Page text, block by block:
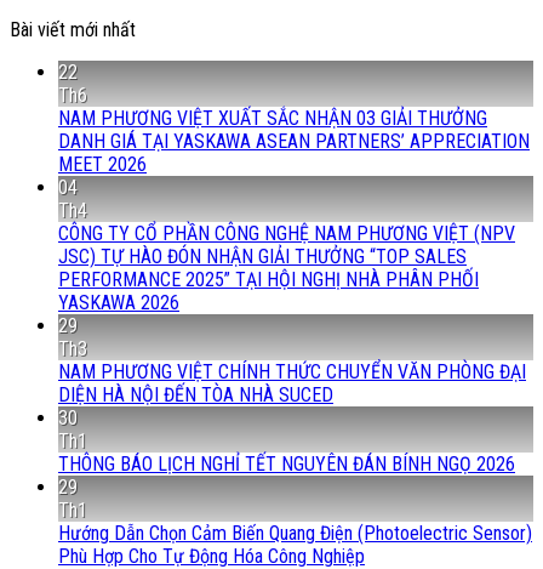
Bài viết mới nhất
22
Th6
NAM PHƯƠNG VIỆT XUẤT SẮC NHẬN 03 GIẢI THƯỞNG
DANH GIÁ TẠI YASKAWA ASEAN PARTNERS’ APPRECIATION
MEET 2026
04
Th4
CÔNG TY CỔ PHẦN CÔNG NGHỆ NAM PHƯƠNG VIỆT (NPV
JSC) TỰ HÀO ĐÓN NHẬN GIẢI THƯỞNG “TOP SALES
PERFORMANCE 2025” TẠI HỘI NGHỊ NHÀ PHÂN PHỐI
YASKAWA 2026
29
Th3
NAM PHƯƠNG VIỆT CHÍNH THỨC CHUYỂN VĂN PHÒNG ĐẠI
DIỆN HÀ NỘI ĐẾN TÒA NHÀ SUCED
30
Th1
THÔNG BÁO LỊCH NGHỈ TẾT NGUYÊN ĐÁN BÍNH NGỌ 2026
29
Th1
Hướng Dẫn Chọn Cảm Biến Quang Điện (Photoelectric Sensor)
Phù Hợp Cho Tự Động Hóa Công Nghiệp